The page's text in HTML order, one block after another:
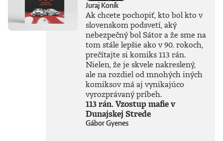
Juraj Koník
Ak chcete pochopiť, kto bol kto v
slovenskom podsvetí, aký
nebezpečný bol Sátor a že sme na
tom stále lepšie ako v 90. rokoch,
prečítajte si komiks 113 rán.
Nielen, že je skvele nakreslený,
ale na rozdiel od mnohých iných
komiksov má aj vynikajúco
vyrozprávaný príbeh.
113 rán. Vzostup mafie v
Dunajskej Strede
Gábor Gyenes